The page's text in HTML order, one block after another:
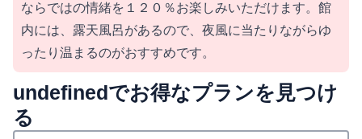
ならではの情緒を１２０％お楽しみいただけます。館
内には、露天風呂があるので、夜風に当たりながらゆ
ったり温まるのがおすすめです。
undefinedでお得なプランを見つけ
る